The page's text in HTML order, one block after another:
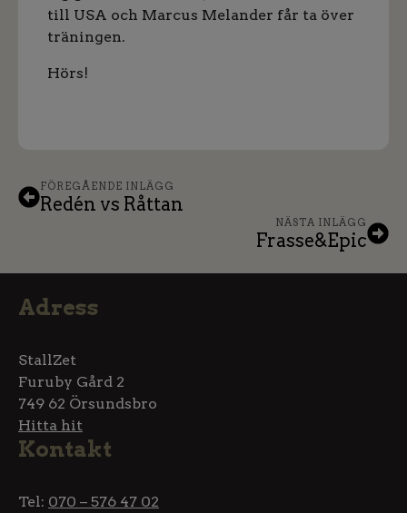
till USA och Marcus Melander får ta över
träningen.
Hörs!
FÖREGÅENDE INLÄGG
Redén vs Råttan
NÄSTA INLÄGG
Frasse&Epic
Adress
StallZet
Furuby Gård 2
749 62 Örsundsbro
Hitta hit
Kontakt
Tel: 070 – 576 47 02